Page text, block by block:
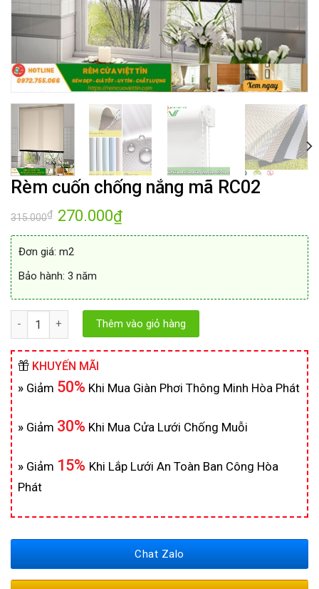
Rèm cuốn chống nắng mã RC02
315.000₫ Giá
gốc
270.000₫Giá
Đơn giá: m2
Bảo hành: 3 năm
Số lượng Thêm vào giỏ hàng
KHUYẾN MÃI
» Giảm 50% Khi Mua Giàn Phơi Thông Minh Hòa Phát
» Giảm 30% Khi Mua Cửa Lưới Chống Muỗi
» Giảm 15% Khi Lắp Lưới An Toàn Ban Công Hòa
Phát
Chat Zalo